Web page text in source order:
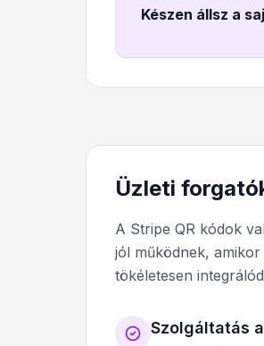
Készen állsz a
Üzleti
A Stripe QR kódok
jól működnek,
tökéletesen
Szolgáltatás